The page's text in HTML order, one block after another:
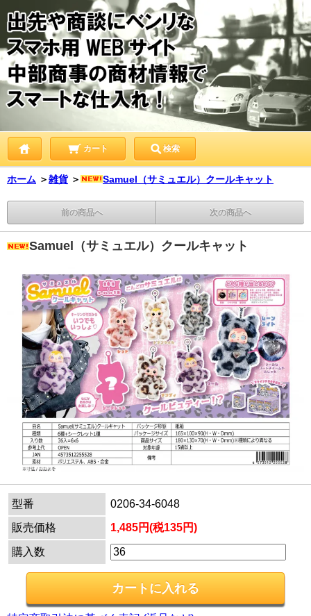
カート 検索
ホーム ＞雑貨 ＞ Samuel（サミュエル）クールキャット
前の商品へ 次の商品へ
Samuel（サミュエル）クールキャット
型番
0206-34-6048
販売価格
1,485円(税135円)
購入数